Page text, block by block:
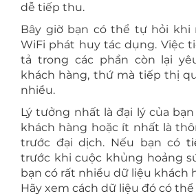
dễ tiếp thu.
Bây giờ bạn có thể tự hỏi khi
WiFi phát huy tác dụng. Việc
tả trong các phần còn lại
khách hàng, thứ mà tiếp thị
nhiều.
Lý tưởng nhất là đại lý của
khách hàng hoặc ít nhất là
trước đại dịch. Nếu bạn có
trước khi cuộc khủng hoảng
bạn có rất nhiều dữ liệu khách
Hãy xem cách dữ liệu đó có